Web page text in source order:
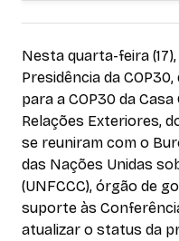
Nesta quarta-feira
Presidência da
para a COP30 da
Relações Exteriores,
se reuniram com o
das Nações Unidas
(UNFCCC), órgão de
suporte às
atualizar o status da